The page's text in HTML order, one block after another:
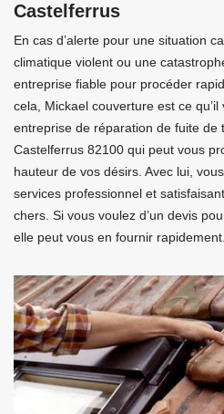
Castelferrus
En cas d’alerte pour une situation
climatique violent ou une
entreprise fiable pour procéder
cela, Mickael couverture est ce qu’il
entreprise de réparation de fuite de
Castelferrus 82100 qui peut vous
hauteur de vos désirs. Avec lui,
services professionnel et
chers. Si vous voulez d’un devis
elle peut vous en fournir rapidement.